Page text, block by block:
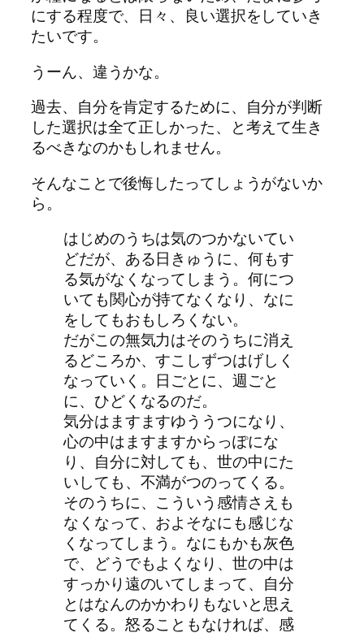
にする程度で、日々、良い選択をしていき
たいです。
うーん、違うかな。
過去、自分を肯定するために、自分が判断
した選択は全て正しかった、と考えて生き
るべきなのかもしれません。
そんなことで後悔したってしょうがないか
ら。
はじめのうちは気のつかないてい
どだが、ある日きゅうに、何もす
る気がなくなってしまう。何につ
いても関心が持てなくなり、なに
をしてもおもしろくない。
だがこの無気力はそのうちに消え
るどころか、すこしずつはげしく
なっていく。日ごとに、週ごと
に、ひどくなるのだ。
気分はますますゆううつになり、
心の中はますますからっぽにな
り、自分に対しても、世の中にた
いしても、不満がつのってくる。
そのうちに、こういう感情さえも
なくなって、およそなにも感じな
くなってしまう。なにもかも灰色
で、どうでもよくなり、世の中は
すっかり遠のいてしまって、自分
とはなんのかかわりもないと思え
てくる。怒ることもなければ、感